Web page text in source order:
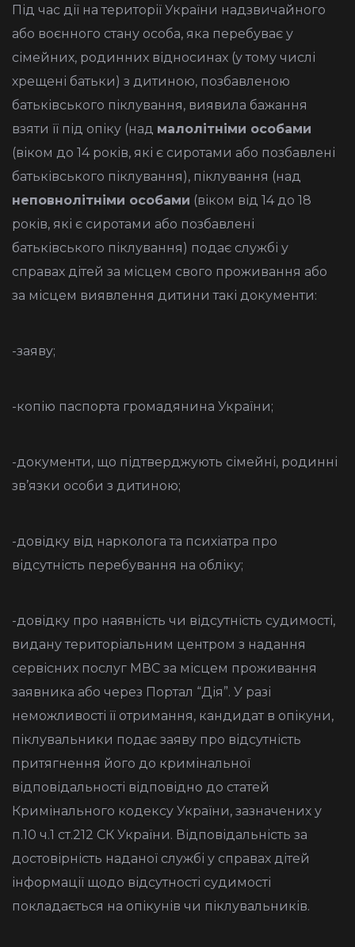
Під час дії на території України надзвичайного
або воєнного стану особа, яка перебуває у
сімейних, родинних відносинах (у тому числі
хрещені батьки) з дитиною, позбавленою
батьківського піклування, виявила бажання
взяти її під опіку (над малолітніми особами
(віком до 14 років, які є сиротами або позбавлені
батьківського піклування), піклування (над
неповнолітніми особами (віком від 14 до 18
років, які є сиротами або позбавлені
батьківського піклування) подає службі у
справах дітей за місцем свого проживання або
за місцем виявлення дитини такі документи:
-заяву;
-копію паспорта громадянина України;
-документи, що підтверджують сімейні, родинні
зв’язки особи з дитиною;
-довідку від нарколога та психіатра про
відсутність перебування на обліку;
-довідку про наявність чи відсутність судимості,
видану територіальним центром з надання
сервісних послуг МВС за місцем проживання
заявника або через Портал “Дія”. У разі
неможливості її отримання, кандидат в опікуни,
піклувальники подає заяву про відсутність
притягнення його до кримінальної
відповідальності відповідно до статей
Кримінального кодексу України, зазначених у
п.10 ч.1 ст.212 СК України. Відповідальність за
достовірність наданої службі у справах дітей
інформації щодо відсутності судимості
покладається на опікунів чи піклувальників.